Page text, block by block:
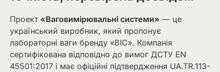
Проект «Ваговимірювальні системи» — це
український виробник, який пропонує
лабораторні ваги бренду «ВІС». Компанія
сертифікована відповідно до вимог ДСТУ EN
45501:2017 і має офіційні підтвердження UA.TR.113-